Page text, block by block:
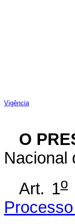
Vigência
O
Nacional
Art. 1o
Processo